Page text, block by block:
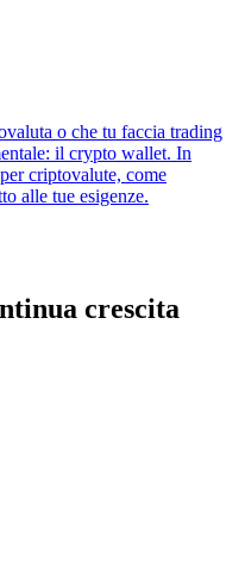
o che tu faccia trading
il crypto wallet. In
criptovalute, come
alle tue esigenze.
crescita